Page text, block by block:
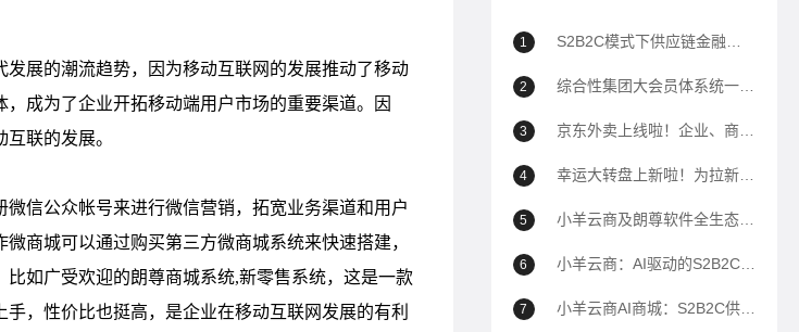
1 S2B2C模式下供应链金融如何助力企业降本增效？
2 综合性集团大会员体系统一解决方案
3 京东外卖上线啦！企业、商家自己的商城也能用上京东外卖！
4 幸运大转盘上新啦！为拉新、转化、留存增加新帮手！
5 小羊云商及朗尊软件全生态解决方案深度问答（100问）
6 小羊云商：AI驱动的S2B2C全域电商生态平台全面解析
7 小羊云商AI商城：S2B2C供应链到全域运营的商业模式白皮书——以AI驱动私域电商生态重构